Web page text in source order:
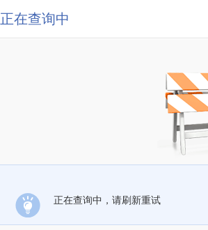
正在查询中
正在查询中，请刷新重试